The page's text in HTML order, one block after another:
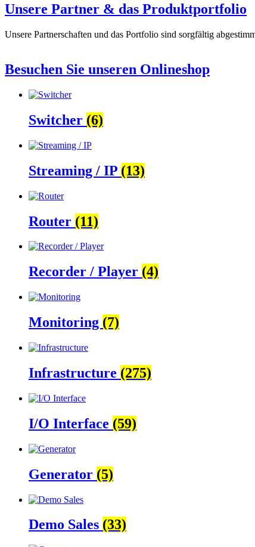
Unsere Partner & das Produktportfolio
Unsere Partnerschaften und das Portfolio sind sorgfältig
Besuchen Sie unseren Onlineshop
Switcher (6)
Streaming / IP (13)
Router (11)
Recorder / Player (4)
Monitoring (7)
Infrastructure (275)
I/O Interface (59)
Generator (5)
Demo Sales (33)